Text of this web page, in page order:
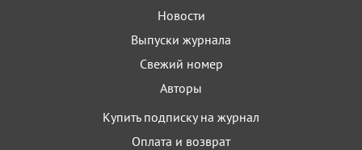
Новости
Выпуски журнала
Свежий номер
Авторы
Купить подписку на журнал
Оплата и возврат